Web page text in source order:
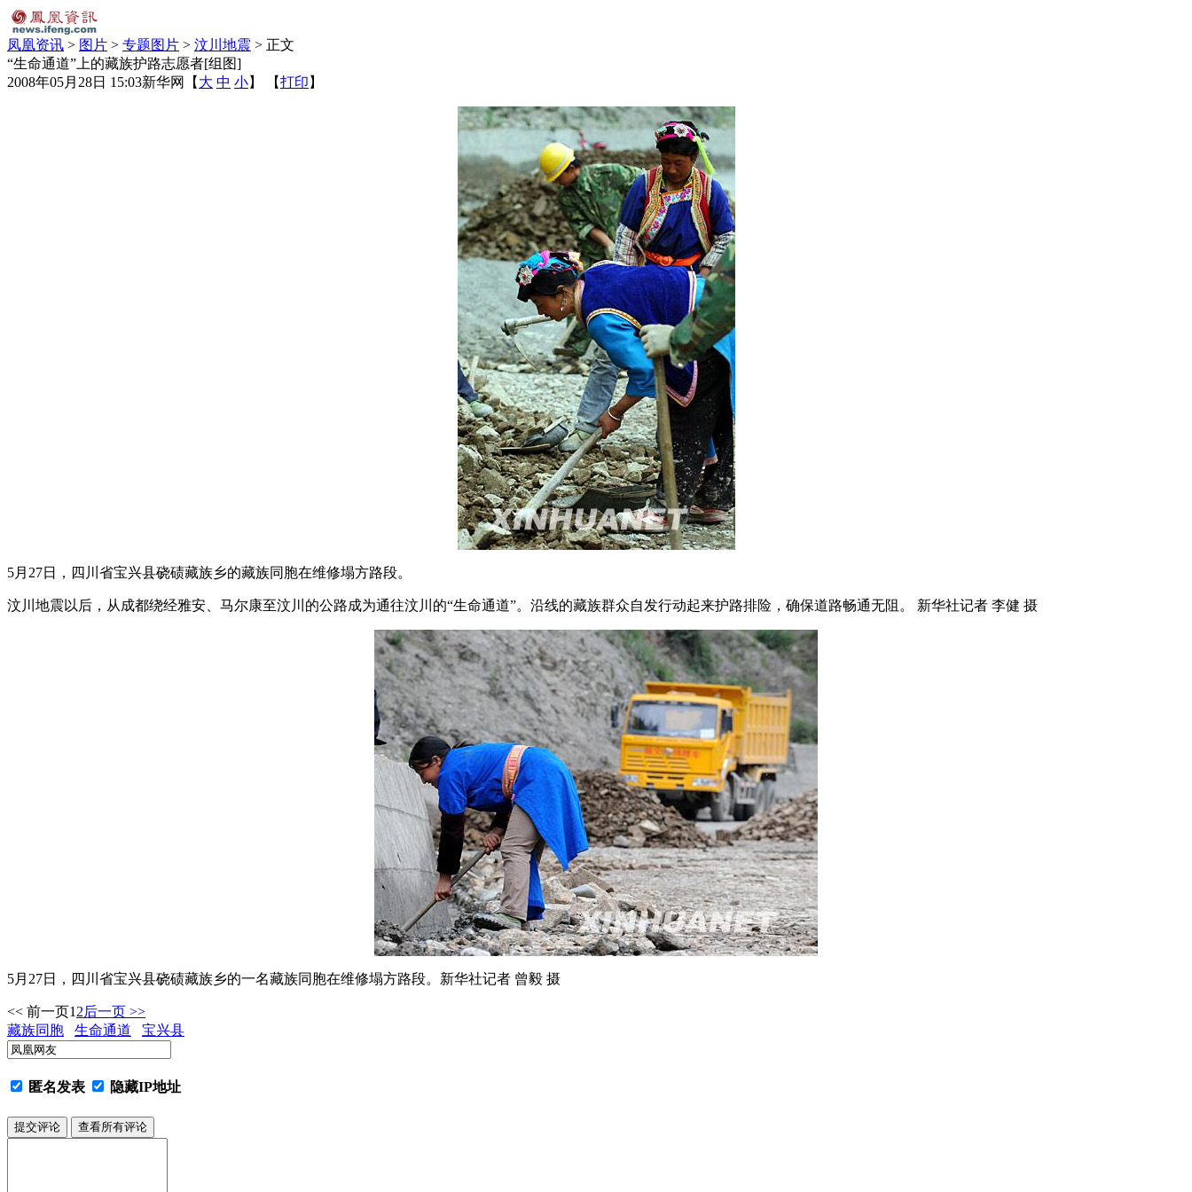
凤凰资讯 > 图片 > 专题图片 > 汶川地震 > 正文
“生命通道”上的藏族护路志愿者[组图]
2008年05月28日 15:03新华网 【 大 中 小】 【打印 】
5月27日，四川省宝兴县硗碛藏族乡的藏族同胞在维修塌方路段。
汶川地震以后，从成都绕经雅安、马尔康至汶川的公路成为通往汶川的“生命通道”。沿线的藏族群众自发行动起来护路排险，确保道路畅通无阻。 新华社记者 李健 摄
5月27日，四川省宝兴县硗碛藏族乡的一名藏族同胞在维修塌方路段。新华社记者 曾毅 摄
<< 前一页1 2后一页 >>
藏族同胞
生命通道 宝兴县
匿名发表 隐藏IP地址